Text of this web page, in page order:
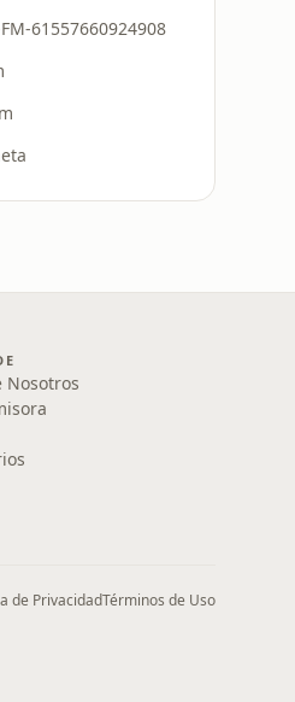
61557660924908
Nosotros
de PrivacidadTérminos de Uso